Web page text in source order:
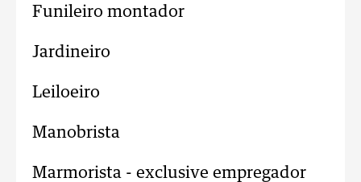
Funileiro montador
Jardineiro
Leiloeiro
Manobrista
Marmorista - exclusive empregador